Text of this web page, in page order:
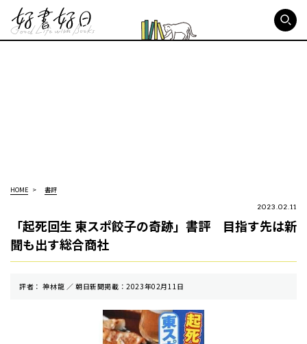
HOME 書評
2023.02.11
「起死回生 東スポ餃子の奇跡」書評 目指す先は新
聞も出す総合商社
評者： 神林龍 ／ 朝⽇新聞掲載：2023年02月11日